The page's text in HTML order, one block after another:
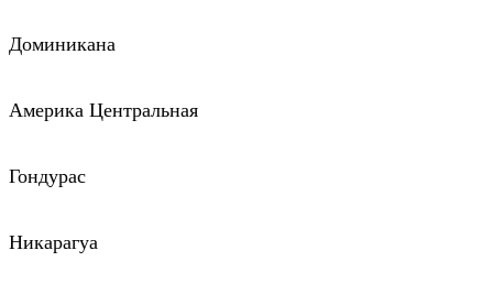
Доминикана
Америка Центральная
Гондурас
Никарагуа